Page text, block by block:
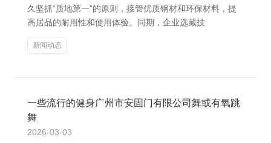
久坚抓“质地第一”的原则，接管优质钢材和环保材料，提
高居品的耐用性和使用体验。同期，企业选藏技
新闻动态
一些流行的健身广州市安固门有限公司舞或有氧跳
舞
2026-03-03